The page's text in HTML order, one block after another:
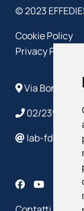
© 2023
Cookie Policy
Privacy Policy
Via Bonardi,
02/2399
lab-